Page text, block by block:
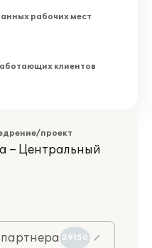
рабочих мест
клиентов
проект
– Центральный
29150